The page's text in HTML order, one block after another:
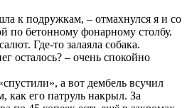
к подружкам, – отмахнулся я и со
по бетонному фонарному столбу.
Где-то залаяла собака.
осталось? – очень спокойно
а вот дембель всучил
как его патруль накрыл. За